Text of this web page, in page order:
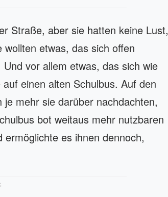
Straße, aber sie hatten keine Lust,
etwas, das sich offen
vor allem etwas, das sich wie
einen alten Schulbus. Auf den
mehr sie darüber nachdachten,
bot weitaus mehr nutzbaren
es ihnen dennoch,